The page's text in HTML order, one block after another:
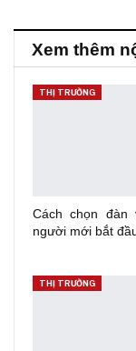
Xem thêm
THỊ TRƯỜNG
Cách chọn đàn
người mới bắt
THỊ TRƯỜNG